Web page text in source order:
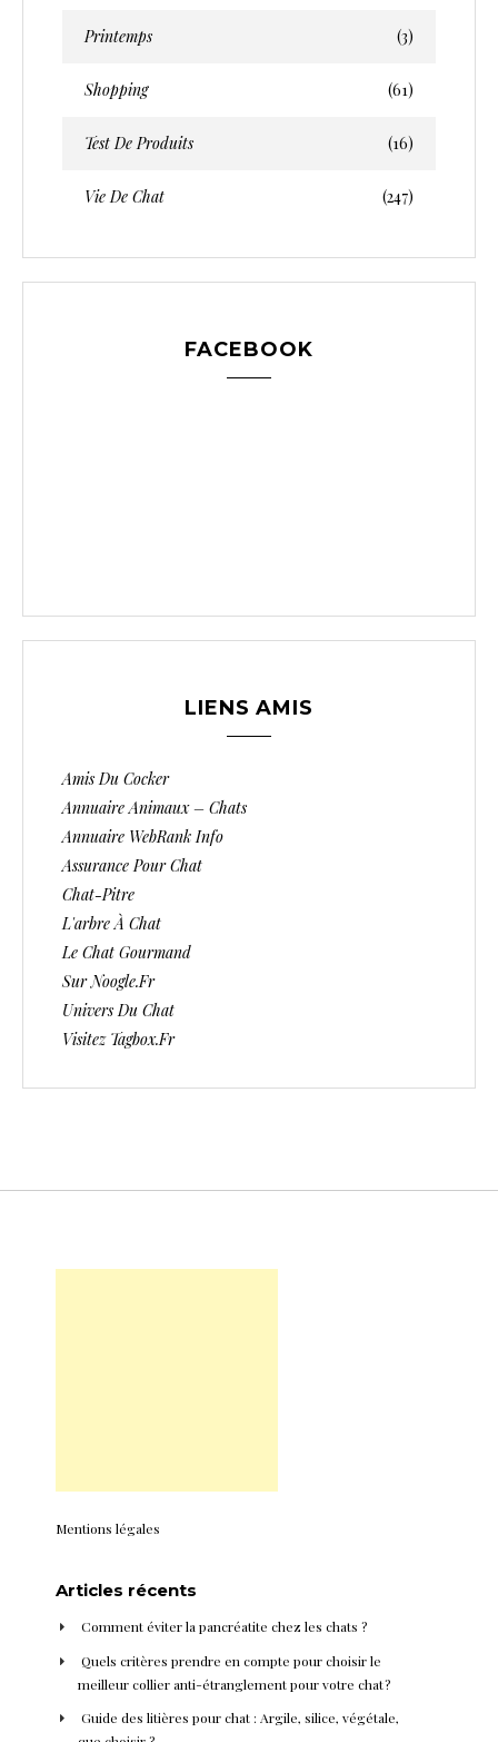
Printemps (3)
Shopping (61)
Test De Produits (16)
Vie De Chat (247)
FACEBOOK
LIENS AMIS
Amis Du Cocker
Annuaire Animaux – Chats
Annuaire WebRank Info
Assurance Pour Chat
Chat-Pitre
L'arbre À Chat
Le Chat Gourmand
Sur Noogle.fr
Univers Du Chat
Visitez Tagbox.fr
Mentions légales
Articles récents
Comment éviter la pancréatite chez les chats ?
Quels critères prendre en compte pour choisir le
meilleur collier anti-étranglement pour votre chat ?
Guide des litières pour chat : Argile, silice, végétale,